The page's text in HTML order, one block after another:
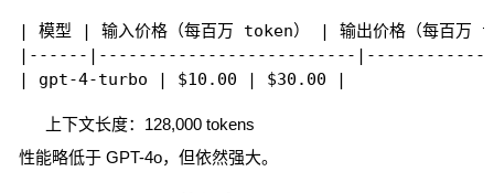
| 模型 | 输入价格（每百万 token） | 输出价格（每百万
|------|--------------------------
上下文长度：128,000 tokens
性能略低于 GPT-4o，但依然强大。